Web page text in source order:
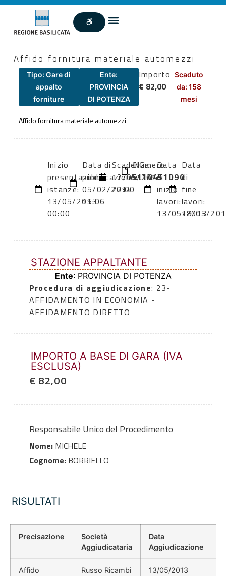
Affido fornitura materiale automezzi
Tipo: Gare di
appalto
forniture
Ente:
PROVINCIA
DI POTENZA
Importo
€ 82,00
Scaduto
da: 158
mesi
Affido fornitura materiale automezzi
Inizio
presentazione
istanze:
13/05/2013
00:00
Data di
pubblicazione:
05/02/2014
15:06
Scadenza:
12/05/2013
22:00
Numero
atto:
CIG:
5110451D90
Data
di
inizio
lavori:
13/05/2013
Data
di
fine
lavori:
18/05/
STAZIONE APPALTANTE
Ente: PROVINCIA DI POTENZA
Procedura di aggiudicazione: 23-
AFFIDAMENTO IN ECONOMIA -
AFFIDAMENTO DIRETTO
IMPORTO A BASE DI GARA (IVA
ESCLUSA)
€ 82,00
Responsabile Unico del Procedimento
Nome:MICHELE
Cognome:BORRIELLO
RISULTATI
Precisazione
Società
Aggiudicataria
Data
Aggiudicazione
Affido
Russo Ricambi
13/05/2013